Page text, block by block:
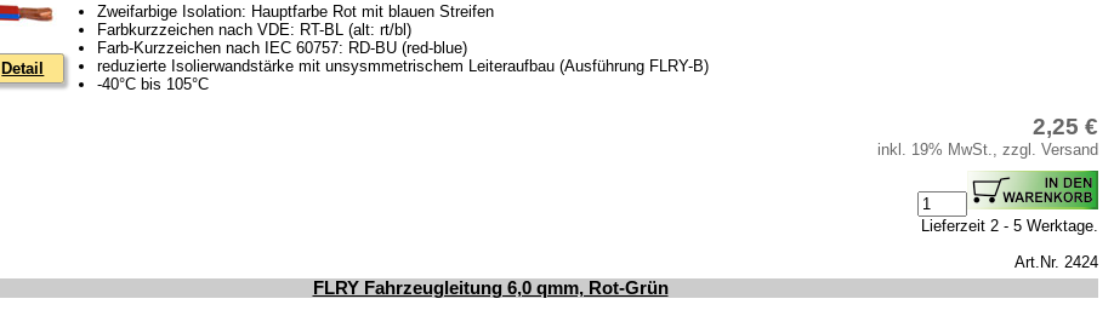
Detail
Zweifarbige Isolation: Hauptfarbe Rot mit blauen Streifen
Farbkurzzeichen nach VDE: RT-BL (alt: rt/bl)
Farb-Kurzzeichen nach IEC 60757: RD-BU (red-blue)
reduzierte Isolierwandstärke mit unsysmmetrischem Leiteraufbau (Ausführung FLRY-B)
-40°C bis 105°C
2,25 €
inkl. 19% MwSt., zzgl. Versand
Lieferzeit 2 - 5 Werktage.
Art.Nr. 2424
FLRY Fahrzeugleitung 6,0 qmm, Rot-Grün